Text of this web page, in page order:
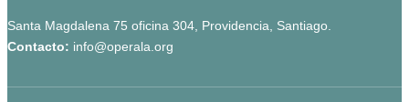
Santa Magdalena 75 oficina 304, Providencia, Santiago.
Contacto: info@operala.org